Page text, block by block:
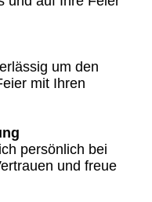
um den
mit Ihren
persönlich bei
und freue